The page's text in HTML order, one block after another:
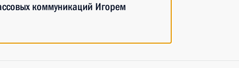
коммуникаций Игорем